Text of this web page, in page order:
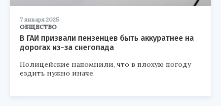
7 января 2025
ОБЩЕСТВО
В ГАИ призвали пензенцев быть аккуратнее на
дорогах из-за снегопада
Полицейские напомнили, что в плохую погоду
ездить нужно иначе.